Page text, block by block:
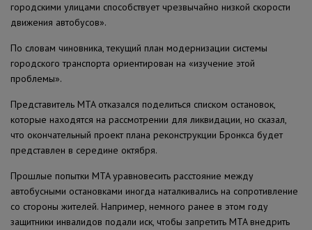
городскими улицами способствует чрезвычайно низкой скорости
движения автобусов».
По словам чиновника, текущий план модернизации системы
городского транспорта ориентирован на «изучение этой
проблемы».
Представитель MTA отказался поделиться списком остановок,
которые находятся на рассмотрении для ликвидации, но сказал,
что окончательный проект плана реконструкции Бронкса будет
представлен в середине октября.
Прошлые попытки MTA уравновесить расстояние между
автобусными остановками иногда наталкивались на сопротивление
со стороны жителей. Например, немного ранее в этом году
защитники инвалидов подали иск, чтобы запретить MTA внедрить